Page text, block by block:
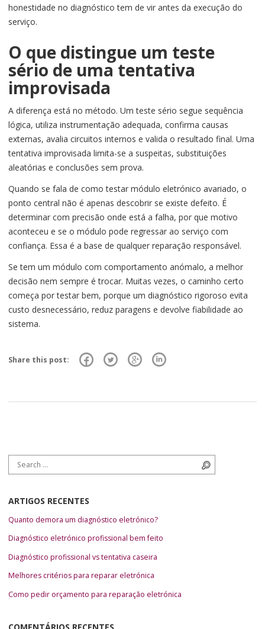
honestidade no diagnóstico tem de vir antes da execução do
serviço.
O que distingue um teste
sério de uma tentativa
improvisada
A diferença está no método. Um teste sério segue sequência
lógica, utiliza instrumentação adequada, confirma causas
externas, avalia circuitos internos e valida o resultado final. Uma
tentativa improvisada limita-se a suspeitas, substituições
aleatórias e conclusões sem prova.
Quando se fala de como testar módulo eletrónico avariado, o
ponto central não é apenas descobrir se existe defeito. É
determinar com precisão onde está a falha, por que motivo
aconteceu e se o módulo pode regressar ao serviço com
confiança. Essa é a base de qualquer reparação responsável.
Se tem um módulo com comportamento anómalo, a melhor
decisão nem sempre é trocar. Muitas vezes, o caminho certo
começa por testar bem, porque um diagnóstico rigoroso evita
custo desnecessário, reduz paragens e devolve fiabilidade ao
sistema.
Share this post:
Search for:
ARTIGOS RECENTES
Quanto demora um diagnóstico eletrónico?
Diagnóstico eletrónico profissional bem feito
Diagnóstico profissional vs tentativa caseira
Melhores critérios para reparar eletrónica
Como pedir orçamento para reparação eletrónica
COMENTÁRIOS RECENTES